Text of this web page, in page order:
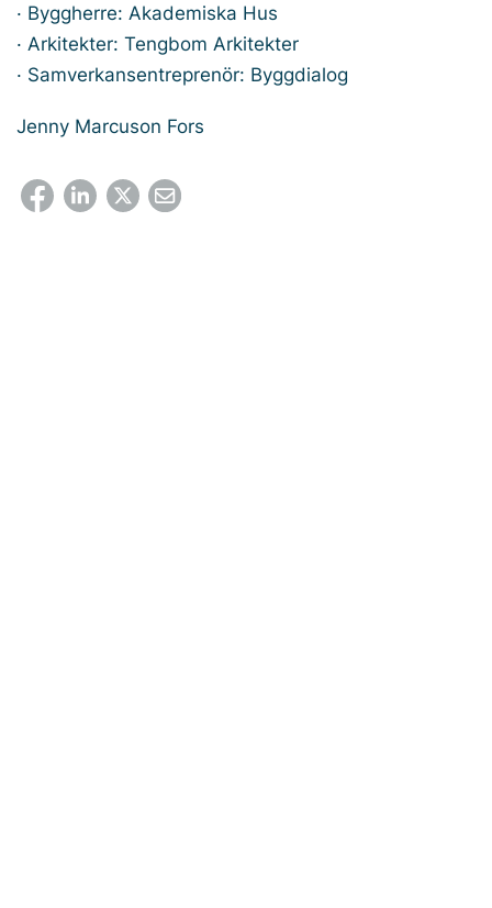
· Byggherre: Akademiska Hus
· Arkitekter: Tengbom Arkitekter
· Samverkansentreprenör: Byggdialog
Jenny Marcuson Fors